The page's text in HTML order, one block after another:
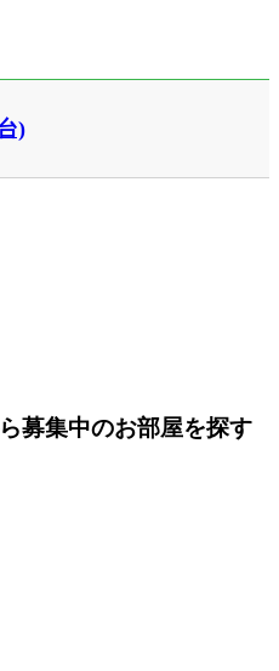
)
募集中のお部屋を探す